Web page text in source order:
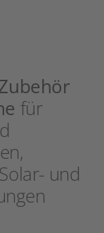
für
und